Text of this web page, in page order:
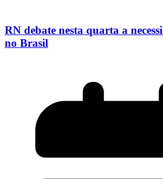
RN debate nesta quarta a
no Brasil